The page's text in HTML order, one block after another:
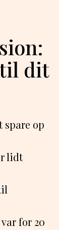
dit
op
lidt
for 20